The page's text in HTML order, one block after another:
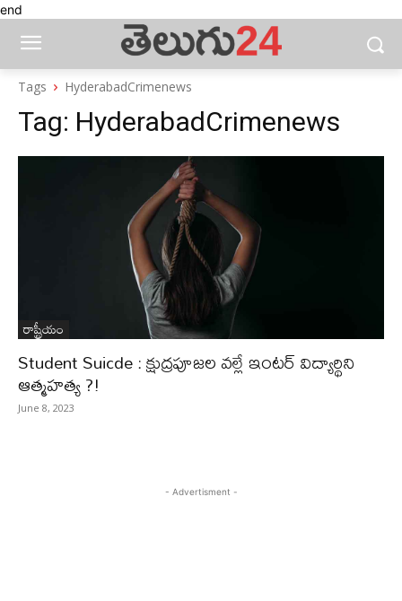
end
Tags HyderabadCrimenews
Tag: HyderabadCrimenews
రాష్ట్రీయం
Student Suicde : క్షుద్రపూజల వల్లే ఇంటర్‌ విద్యార్థిని
ఆత్మహత్య ?!
June 8, 2023
- Advertisment -